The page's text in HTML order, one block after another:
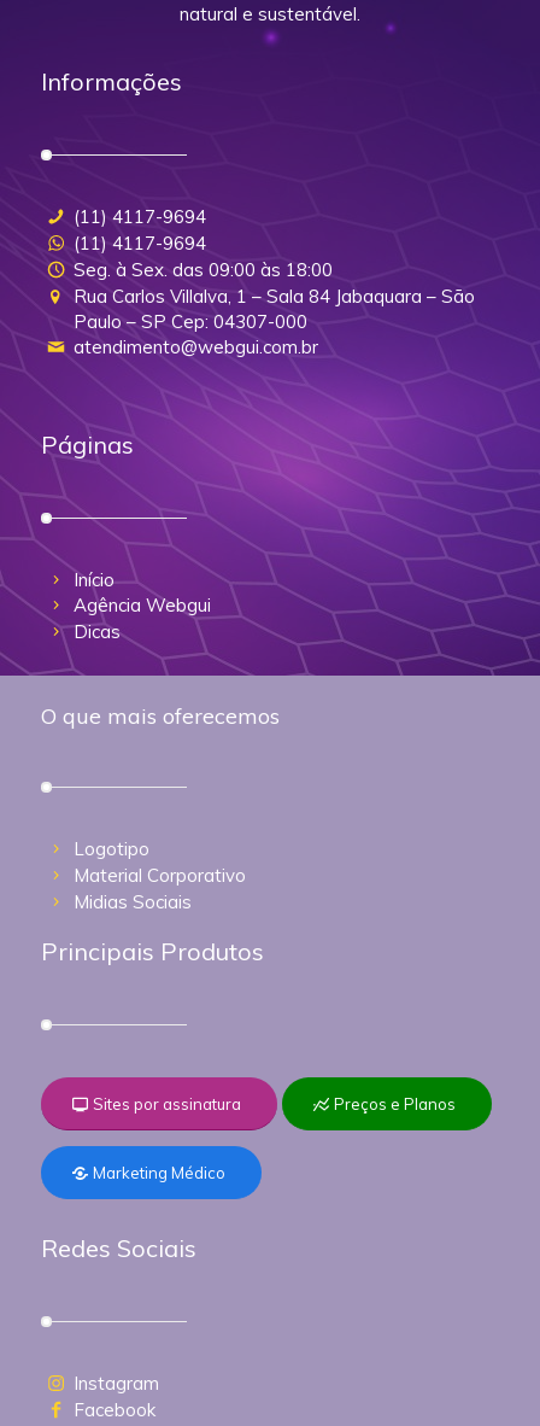
natural e sustentável.
Informações
(11) 4117-9694
(11) 4117-9694
Seg. à Sex. das 09:00 às 18:00
Rua Carlos Villalva, 1 – Sala 84 Jabaquara – São
Paulo – SP Cep: 04307-000
atendimento@webgui.com.br
Páginas
Início
Agência Webgui
Dicas
O que mais oferecemos
Logotipo
Material Corporativo
Midias Sociais
Principais Produtos
Sites por assinatura Preços e Planos
Marketing Médico
Redes Sociais
Instagram
Facebook